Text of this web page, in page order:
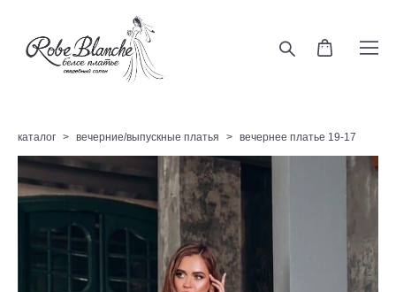
каталог > вечерние/выпускные платья > вечернее платье 19-17